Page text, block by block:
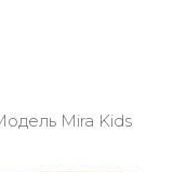
Mira Kids